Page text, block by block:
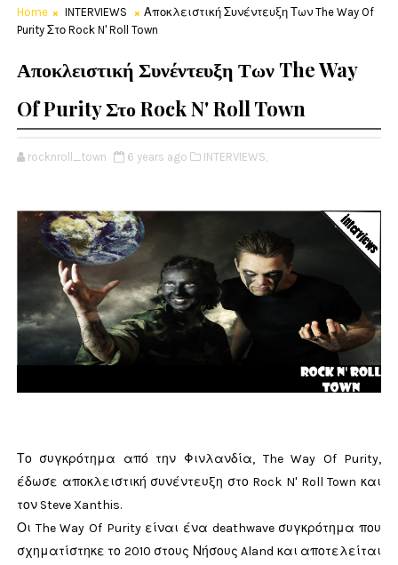
Home INTERVIEWS
Αποκλειστική Συνέντευξη Των The Way Of
Purity Στο Rock N' Roll Town
Αποκλειστική Συνέντευξη Των The Way
Of Purity Στο Rock N' Roll Town
rocknroll_town 6 years ago INTERVIEWS,
Το συγκρότημα από την Φινλανδία, The Way Of Purity,
έδωσε αποκλειστική συνέντευξη στο Rock N' Roll Town και
τον Steve Xanthis.
Οι The Way Of Purity είναι ένα deathwave συγκρότημα που
σχηματίστηκε το 2010 στους Νήσους Aland και αποτελείται